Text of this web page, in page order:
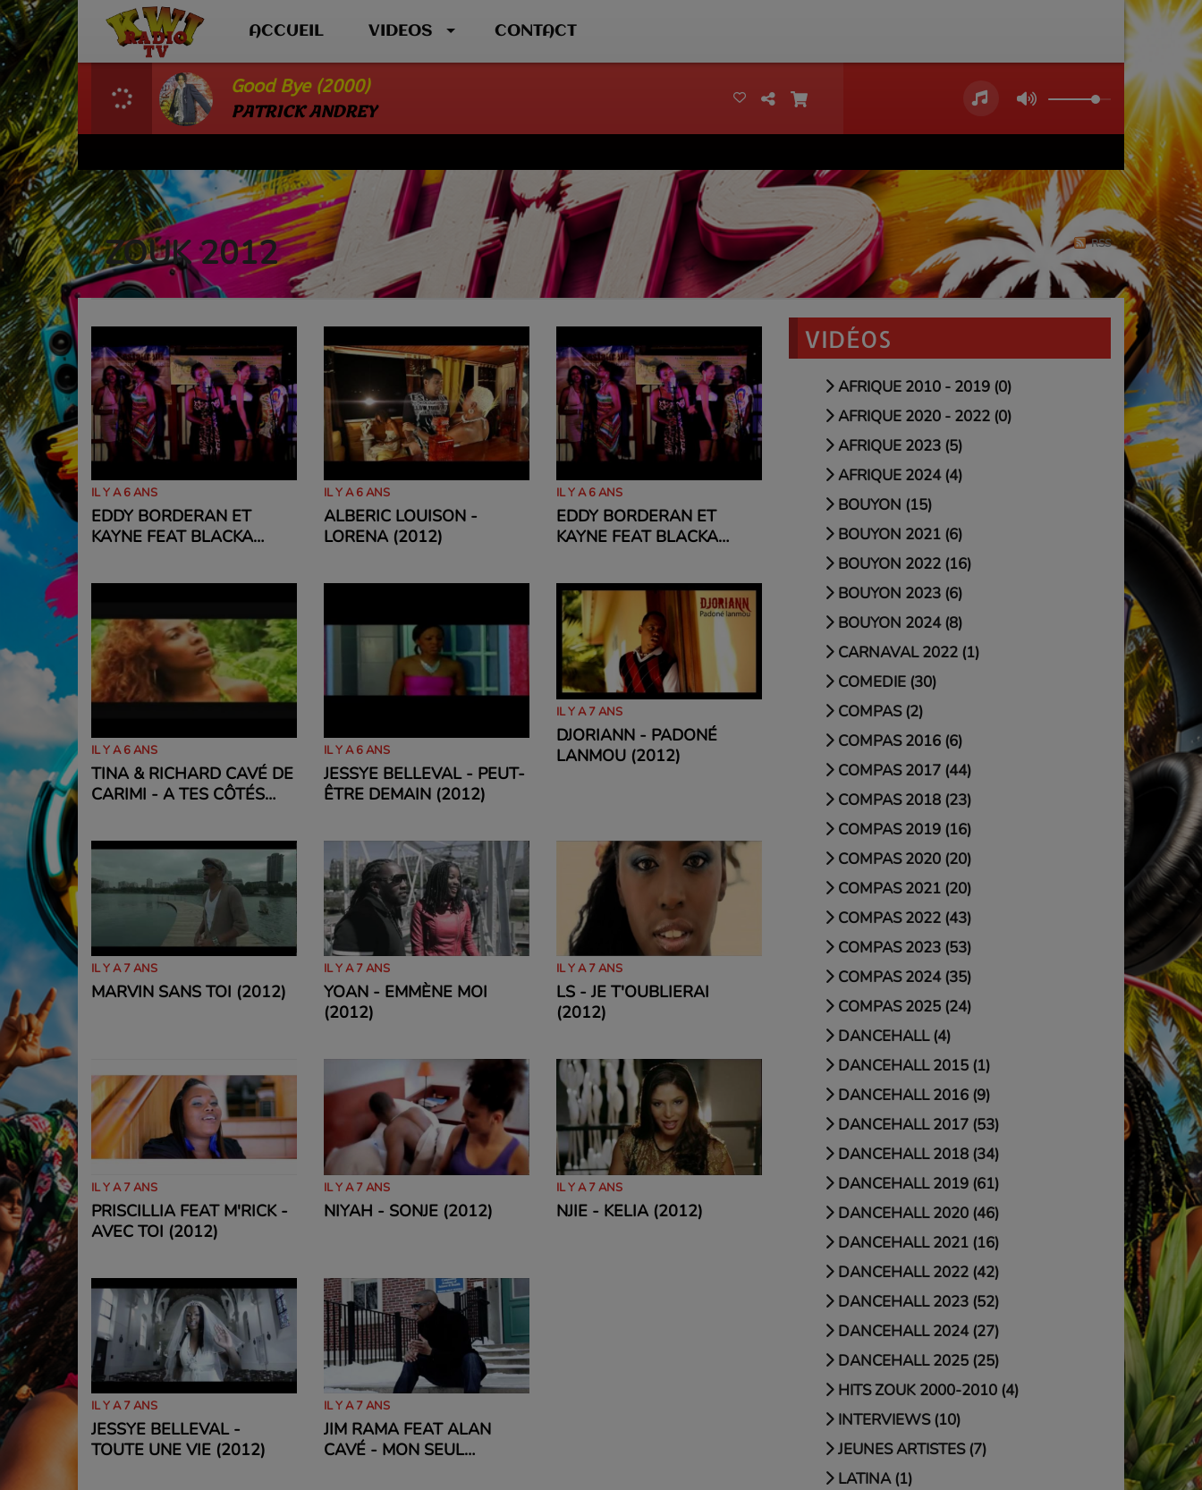
ACCUEIL VIDEOS CONTACT
Good Bye (2000)
PATRICK ANDREY
ZOUK 2012 RSS
IL Y A 6 ANS
EDDY BORDERAN ET
KAYNE FEAT BLACKA
NUIT (2012)
IL Y A 6 ANS
ALBERIC LOUISON -
LORENA (2012)
IL Y A 6 ANS
EDDY BORDERAN ET
KAYNE FEAT BLACKA
NUIT (2012)
IL Y A 6 ANS
TINA & RICHARD CAVÉ DE
CARIMI - A TES CÔTÉS
IL Y A 6 ANS
JESSYE BELLEVAL - PEUT-
ÊTRE DEMAIN (2012)
IL Y A 7 ANS
DJORIANN - PADONÉ
LANMOU (2012)
IL Y A 7 ANS
MARVIN SANS TOI (2012)
IL Y A 7 ANS
YOAN - EMMÈNE MOI
(2012)
IL Y A 7 ANS
LS - JE T'OUBLIERAI
(2012)
IL Y A 7 ANS
PRISCILLIA FEAT M'RICK -
AVEC TOI (2012)
IL Y A 7 ANS
NIYAH - SONJE (2012)
IL Y A 7 ANS
NJIE - KELIA (2012)
IL Y A 7 ANS
JESSYE BELLEVAL -
TOUTE UNE VIE (2012)
IL Y A 7 ANS
JIM RAMA FEAT ALAN
CAVÉ - MON SEUL
VIDÉOS
AFRIQUE 2010 - 2019 (0)
AFRIQUE 2020 - 2022 (0)
AFRIQUE 2023 (5)
AFRIQUE 2024 (4)
BOUYON (15)
BOUYON 2021 (6)
BOUYON 2022 (16)
BOUYON 2023 (6)
BOUYON 2024 (8)
CARNAVAL 2022 (1)
COMEDIE (30)
COMPAS (2)
COMPAS 2016 (6)
COMPAS 2017 (44)
COMPAS 2018 (23)
COMPAS 2019 (16)
COMPAS 2020 (20)
COMPAS 2021 (20)
COMPAS 2022 (43)
COMPAS 2023 (53)
COMPAS 2024 (35)
COMPAS 2025 (24)
DANCEHALL (4)
DANCEHALL 2015 (1)
DANCEHALL 2016 (9)
DANCEHALL 2017 (53)
DANCEHALL 2018 (34)
DANCEHALL 2019 (61)
DANCEHALL 2020 (46)
DANCEHALL 2021 (16)
DANCEHALL 2022 (42)
DANCEHALL 2023 (52)
DANCEHALL 2024 (27)
DANCEHALL 2025 (25)
HITS ZOUK 2000-2010 (4)
INTERVIEWS (10)
JEUNES ARTISTES (7)
LATINA (1)